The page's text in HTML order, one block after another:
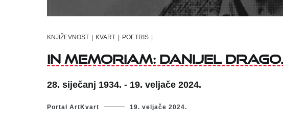
KNJIŽEVNOST KVART POETRIS
In memoriam: Danijel
28. siječanj 1934. - 19. veljače 2024.
Portal ArtKvart 19. veljače 2024.